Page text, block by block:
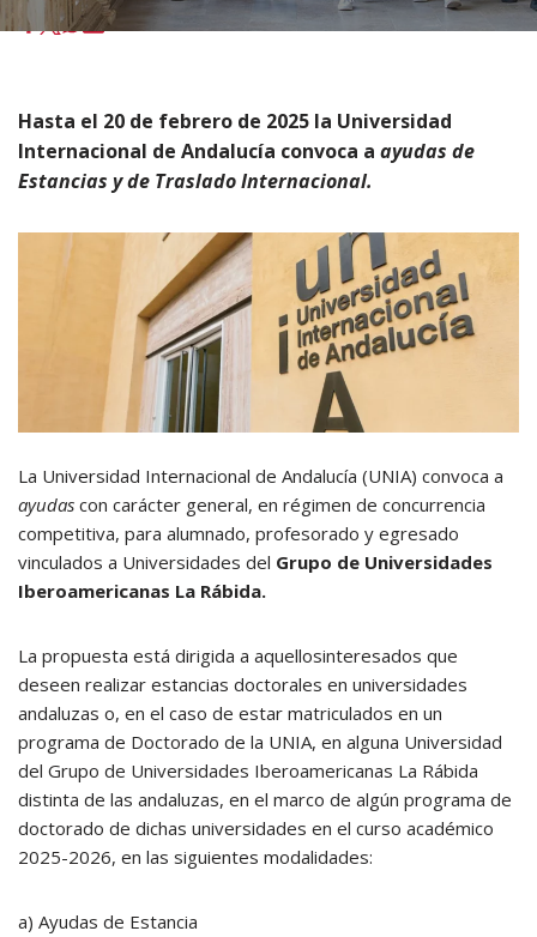
Hasta el 20 de febrero de 2025 la Universidad
Internacional de Andalucía convoca a ayudas de
Estancias y de Traslado Internacional.
La Universidad Internacional de Andalucía (UNIA) convoca a
ayudas con carácter general, en régimen de concurrencia
competitiva, para alumnado, profesorado y egresado
vinculados a Universidades del Grupo de Universidades
Iberoamericanas La Rábida.
La propuesta está dirigida a aquellosinteresados que
deseen realizar estancias doctorales en universidades
andaluzas o, en el caso de estar matriculados en un
programa de Doctorado de la UNIA, en alguna Universidad
del Grupo de Universidades Iberoamericanas La Rábida
distinta de las andaluzas, en el marco de algún programa de
doctorado de dichas universidades en el curso académico
2025-2026, en las siguientes modalidades:
a) Ayudas de Estancia